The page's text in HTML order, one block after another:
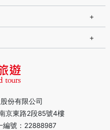
份有限公司
京東路2段85號4樓
編號：22888987